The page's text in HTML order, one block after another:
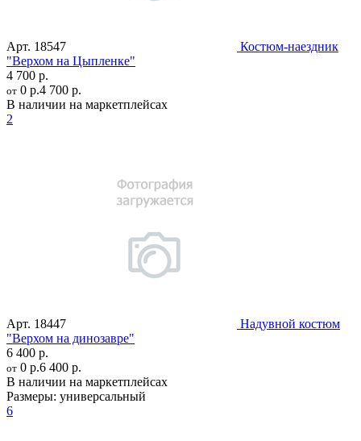
Арт. 18547
Костюм-наездник
"Верхом на Цыпленке"
4 700 р.
от 0 р.4 700 р.
В наличии на маркетплейсах
2
Арт. 18447
Надувной костюм
"Верхом на динозавре"
6 400 р.
от 0 р.6 400 р.
В наличии на маркетплейсах
Размеры: универсальный
6